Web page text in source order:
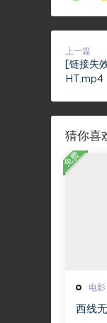
上一篇
[链接失
HT.mp4
猜你喜
电影
西线
免费